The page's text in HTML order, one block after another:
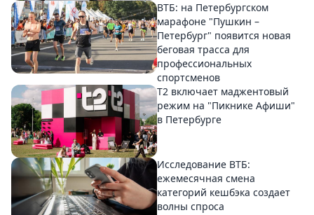
ВТБ: на Петербургском
марафоне "Пушкин –
Петербург" появится новая
беговая трасса для
профессиональных
спортсменов
Т2 включает маджентовый
режим на "Пикнике Афиши"
в Петербурге
Исследование ВТБ:
ежемесячная смена
категорий кешбэка создает
волны спроса